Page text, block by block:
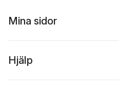
Mina sidor
Hjälp